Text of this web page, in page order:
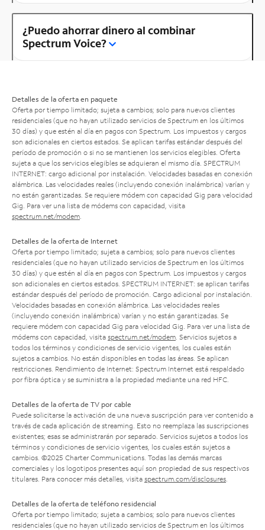
¿Puedo ahorrar dinero al combinar
Spectrum Voice?
Detalles de la oferta en paquete
Oferta por tiempo limitado; sujeta a cambios; solo para nuevos clientes
residenciales (que no hayan utilizado servicios de Spectrum en los últimos
30 días) y que estén al día en pagos con Spectrum. Los impuestos y cargos
son adicionales en ciertos estados. Se aplican tarifas estándar después del
período de promoción o si no se mantienen los servicios elegibles. Oferta
sujeta a que los servicios elegibles se adquieran el mismo día. SPECTRUM
INTERNET: cargo adicional por instalación. Velocidades basadas en conexión
alámbrica. Las velocidades reales (incluyendo conexión inalámbrica) varían y
no están garantizadas. Se requiere módem con capacidad Gig para velocidad
Gig. Para ver una lista de módems con capacidad, visita
spectrum.net/modem
Detalles de la oferta de Internet
Oferta por tiempo limitado; sujeta a cambios; solo para nuevos clientes
residenciales (que no hayan utilizado servicios de Spectrum en los últimos
30 días) y que estén al día en pagos con Spectrum. Los impuestos y cargos
son adicionales en ciertos estados. SPECTRUM INTERNET: se aplican tarifas
estándar después del período de promoción. Cargo adicional por instalación.
Velocidades basadas en conexión alámbrica. Las velocidades reales
(incluyendo conexión inalámbrica) varían y no están garantizadas. Se
requiere módem con capacidad Gig para velocidad Gig. Para ver una lista de
módems con capacidad, visita spectrum.net/modem . Servicios sujetos a
todos los términos y condiciones de servicio vigentes, los cuales están
sujetos a cambios. No están disponibles en todas las áreas. Se aplican
restricciones. Rendimiento de Internet: Spectrum Internet está respaldado
por fibra óptica y se suministra a la propiedad mediante una red HFC.
Detalles de la oferta de TV por cable
Puede solicitarse la activación de una nueva suscripción para ver contenido a
través de cada aplicación de streaming. Esto no reemplaza las suscripciones
existentes; esas se administrarán por separado. Servicios sujetos a todos los
términos y condiciones de servicio vigentes, los cuales están sujetos a
cambios. ©2025 Charter Communications. Todas las demás marcas
comerciales y los logotipos presentes aquí son propiedad de sus respectivos
titulares. Para conocer más detalles, visita spectrum.com/disclosures
Detalles de la oferta de teléfono residencial
Oferta por tiempo limitado; sujeta a cambios; solo para nuevos clientes
residenciales (que no hayan utilizado servicios de Spectrum en los últimos